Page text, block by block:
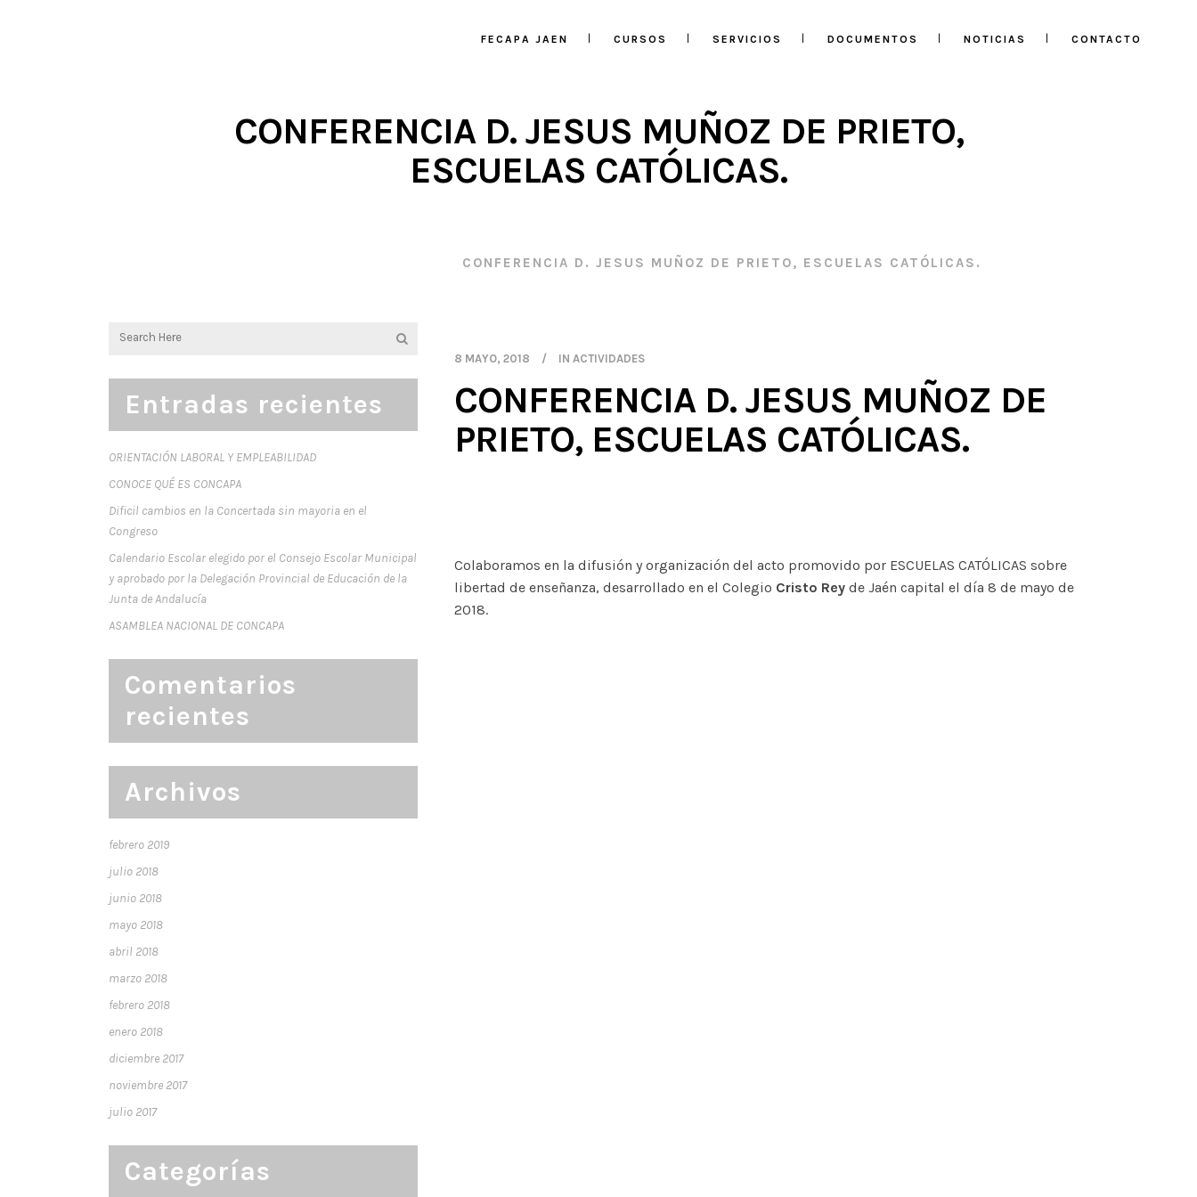
FECAPA JAEN CURSOS SERVICIOS DOCUMENTOS NOTICIAS CONTACTO
CONFERENCIA D. JESUS MUÑOZ DE PRIETO,
ESCUELAS CATÓLICAS.
CONFERENCIA D. JESUS MUÑOZ DE PRIETO, ESCUELAS CATÓLICAS.
Entradas recientes
ORIENTACIÓN LABORAL Y EMPLEABILIDAD
CONOCE QUÉ ES CONCAPA
Dificil cambios en la Concertada sin mayoria en el
Congreso
Calendario Escolar elegido por el Consejo Escolar Municipal
y aprobado por la Delegación Provincial de Educación de la
Junta de Andalucía
ASAMBLEA NACIONAL DE CONCAPA
Comentarios
recientes
Archivos
febrero 2019
julio 2018
junio 2018
mayo 2018
abril 2018
marzo 2018
febrero 2018
enero 2018
diciembre 2017
noviembre 2017
julio 2017
Categorías
8 MAYO, 2018 IN ACTIVIDADES
CONFERENCIA D. JESUS MUÑOZ DE
PRIETO, ESCUELAS CATÓLICAS.
Colaboramos en la difusión y organización del acto promovido por ESCUELAS CATÓLICAS sobre
libertad de enseñanza, desarrollado en el Colegio Cristo Reyde Jaén capital el día 8 de mayo de
2018.